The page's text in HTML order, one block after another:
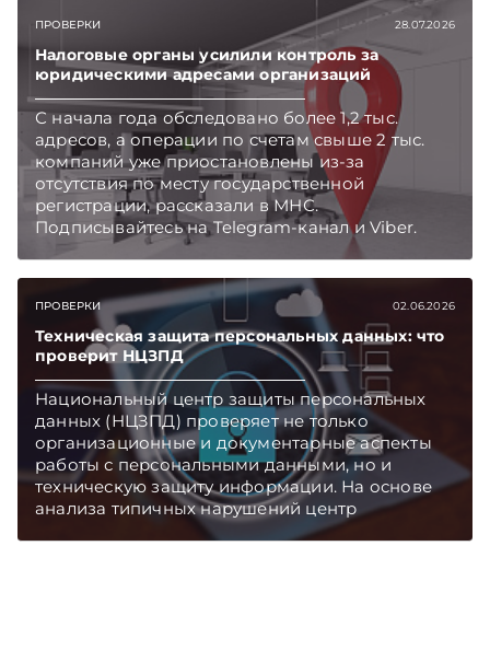
претензий контролирующих органов и как
выстроить систему управления рисками, чтобы
минимизировать негативные последствия
проверок, разбираемся вместе с экспертом.
Подписывайтесь на Telegram‑канал и Viber.
Главное об экономике Беларуси — раньше,
чем в новостях TelegramViber
ПРОВЕРКИ 28.07.2026
Налоговые органы усилили контроль за
юридическими адресами организаций
С начала года обследовано более 1,2 тыс.
адресов, а операции по счетам свыше 2 тыс.
компаний уже приостановлены из-за
отсутствия по месту государственной
регистрации, рассказали в МНС.
Подписывайтесь на Telegram‑канал и Viber.
Главное об экономике Беларуси — раньше,
ПРОВЕРКИ 02.06.2026
Техническая защита персональных данных: что
проверит НЦЗПД
Национальный центр защиты персональных
данных (НЦЗПД) проверяет не только
организационные и документарные аспекты
работы с персональными данными, но и
техническую защиту информации. На основе
анализа типичных нарушений центр
подготовил чек-лист вопросов, которые